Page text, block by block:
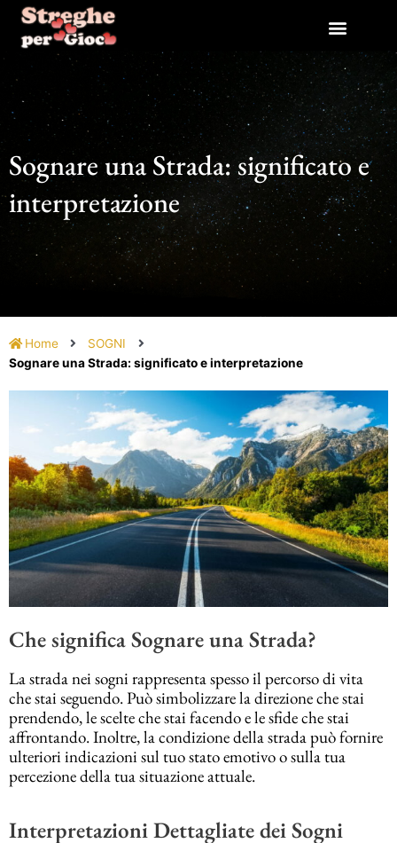
contenuto
Sognare una Strada: significato e
interpretazione
Home
SOGNI
Sognare una Strada: significato e interpretazione
Che significa Sognare una Strada?
La strada nei sogni rappresenta spesso il percorso di vita
che stai seguendo. Può simbolizzare la direzione che stai
prendendo, le scelte che stai facendo e le sfide che stai
affrontando. Inoltre, la condizione della strada può fornire
ulteriori indicazioni sul tuo stato emotivo o sulla tua
percezione della tua situazione attuale.
Interpretazioni Dettagliate dei Sogni